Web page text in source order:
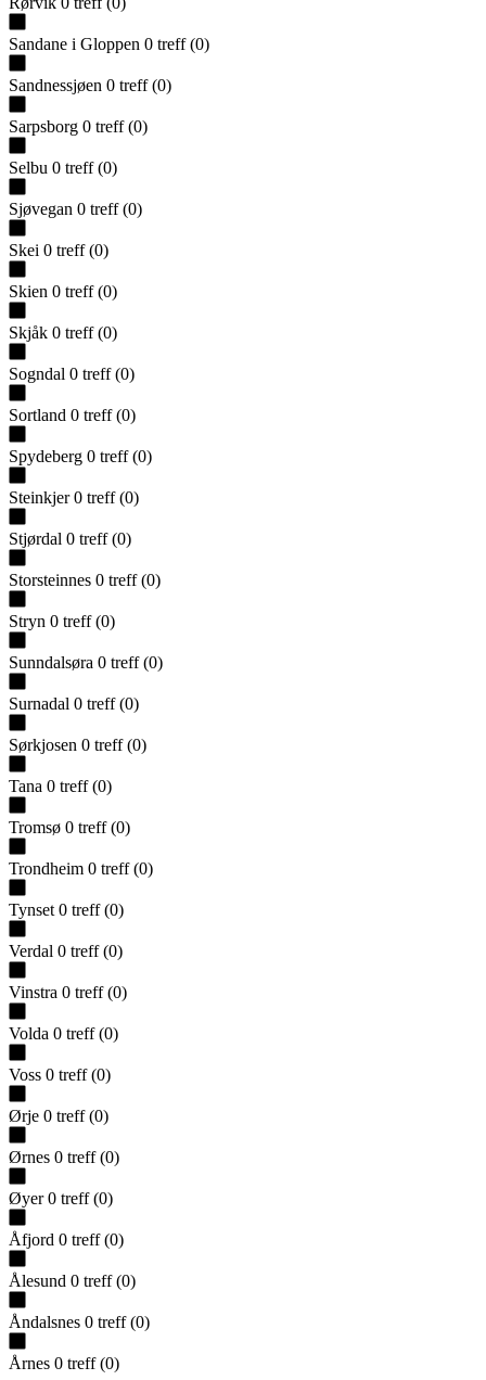
Sandane i Gloppen 0 treff (0)
Sandnessjøen 0 treff (0)
Sarpsborg 0 treff (0)
Selbu 0 treff (0)
Sjøvegan 0 treff (0)
Skei 0 treff (0)
Skien 0 treff (0)
Skjåk 0 treff (0)
Sogndal 0 treff (0)
Sortland 0 treff (0)
Spydeberg 0 treff (0)
Steinkjer 0 treff (0)
Stjørdal 0 treff (0)
Storsteinnes 0 treff (0)
Stryn 0 treff (0)
Sunndalsøra 0 treff (0)
Surnadal 0 treff (0)
Sørkjosen 0 treff (0)
Tana 0 treff (0)
Tromsø 0 treff (0)
Trondheim 0 treff (0)
Tynset 0 treff (0)
Verdal 0 treff (0)
Vinstra 0 treff (0)
Volda 0 treff (0)
Voss 0 treff (0)
Ørje 0 treff (0)
Ørnes 0 treff (0)
Øyer 0 treff (0)
Åfjord 0 treff (0)
Ålesund 0 treff (0)
Åndalsnes 0 treff (0)
Årnes 0 treff (0)